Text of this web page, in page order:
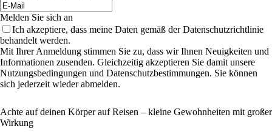
Melden Sie sich an
Ich akzeptiere, dass meine Daten gemäß der Datenschutzrichtlinie
behandelt werden.
Mit Ihrer Anmeldung stimmen Sie zu, dass wir Ihnen Neuigkeiten und
Informationen zusenden. Gleichzeitig akzeptieren Sie damit unsere
Nutzungsbedingungen und Datenschutzbestimmungen. Sie können
sich jederzeit wieder abmelden.
Achte auf deinen Körper auf Reisen – kleine Gewohnheiten mit großer
Wirkung